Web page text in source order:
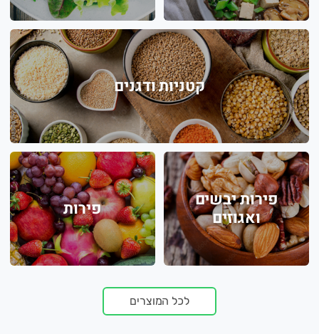
קטניות ודגנים
פירות יבשים
ואגוזים
פירות
לכל המוצרים